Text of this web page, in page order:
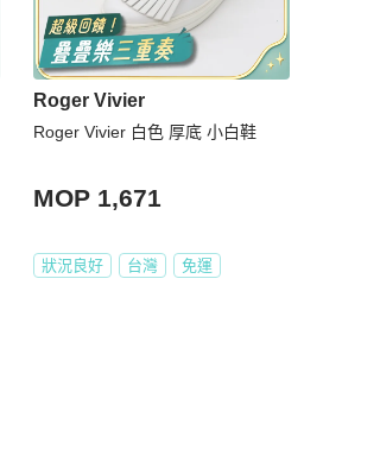
Roger Vivier
Roger Vivier 白色 厚底 小白鞋
MOP 1,671
狀況良好 台灣 免運